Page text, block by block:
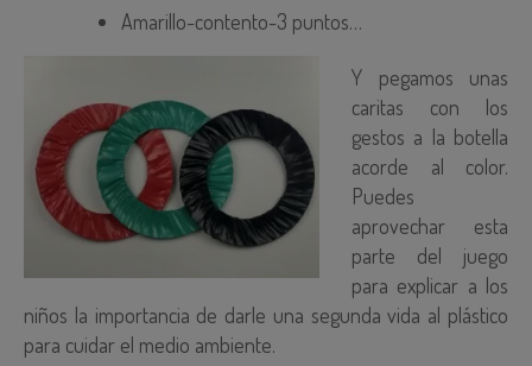
Amarillo-contento-3 puntos…
Y pegamos unas
caritas con los
gestos a la botella
acorde al color.
Puedes
aprovechar esta
parte del juego
para explicar a los
niños la importancia de darle una segunda vida al plástico
para cuidar el medio ambiente.